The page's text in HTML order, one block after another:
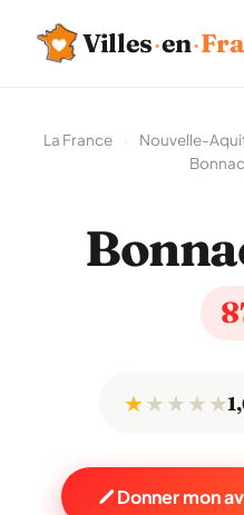
Villes·en·
La France Nouvelle-
★★ ★ ★ ★
Donner mon